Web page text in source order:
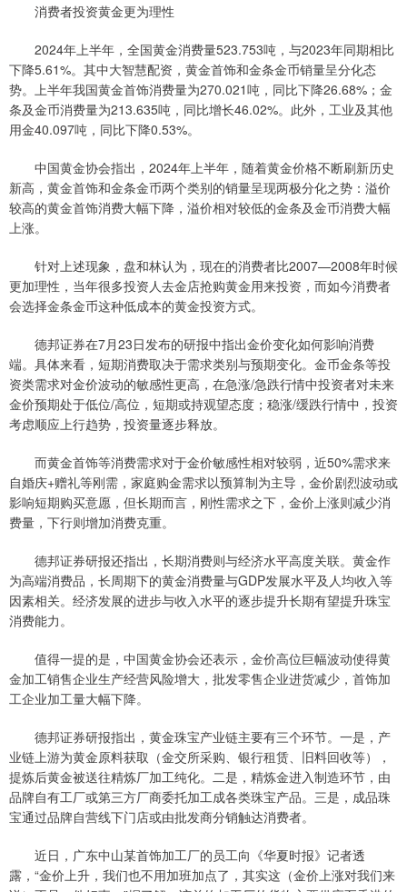
消费者投资黄金更为理性
2024年上半年，全国黄金消费量523.753吨，与2023年同期相比
下降5.61%。其中大智慧配资，黄金首饰和金条金币销量呈分化态
势。上半年我国黄金首饰消费量为270.021吨，同比下降26.68%；金
条及金币消费量为213.635吨，同比增长46.02%。此外，工业及其他
用金40.097吨，同比下降0.53%。
中国黄金协会指出，2024年上半年，随着黄金价格不断刷新历史
新高，黄金首饰和金条金币两个类别的销量呈现两极分化之势：溢价
较高的黄金首饰消费大幅下降，溢价相对较低的金条及金币消费大幅
上涨。
针对上述现象，盘和林认为，现在的消费者比2007—2008年时候
更加理性，当年很多投资人去金店抢购黄金用来投资，而如今消费者
会选择金条金币这种低成本的黄金投资方式。
德邦证券在7月23日发布的研报中指出金价变化如何影响消费
端。具体来看，短期消费取决于需求类别与预期变化。金币金条等投
资类需求对金价波动的敏感性更高，在急涨/急跌行情中投资者对未来
金价预期处于低位/高位，短期或持观望态度；稳涨/缓跌行情中，投资
考虑顺应上行趋势，投资量逐步释放。
而黄金首饰等消费需求对于金价敏感性相对较弱，近50%需求来
自婚庆+赠礼等刚需，家庭购金需求以预算制为主导，金价剧烈波动或
影响短期购买意愿，但长期而言，刚性需求之下，金价上涨则减少消
费量，下行则增加消费克重。
德邦证券研报还指出，长期消费则与经济水平高度关联。黄金作
为高端消费品，长周期下的黄金消费量与GDP发展水平及人均收入等
因素相关。经济发展的进步与收入水平的逐步提升长期有望提升珠宝
消费能力。
值得一提的是，中国黄金协会还表示，金价高位巨幅波动使得黄
金加工销售企业生产经营风险增大，批发零售企业进货减少，首饰加
工企业加工量大幅下降。
德邦证券研报指出，黄金珠宝产业链主要有三个环节。一是，产
业链上游为黄金原料获取（金交所采购、银行租赁、旧料回收等），
提炼后黄金被送往精炼厂加工纯化。二是，精炼金进入制造环节，由
品牌自有工厂或第三方厂商委托加工成各类珠宝产品。三是，成品珠
宝通过品牌自营线下门店或由批发商分销触达消费者。
近日，广东中山某首饰加工厂的员工向《华夏时报》记者透
露，“金价上升，我们也不用加班加点了，其实这（金价上涨对我们来